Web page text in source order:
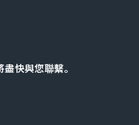
快與您聯繫。